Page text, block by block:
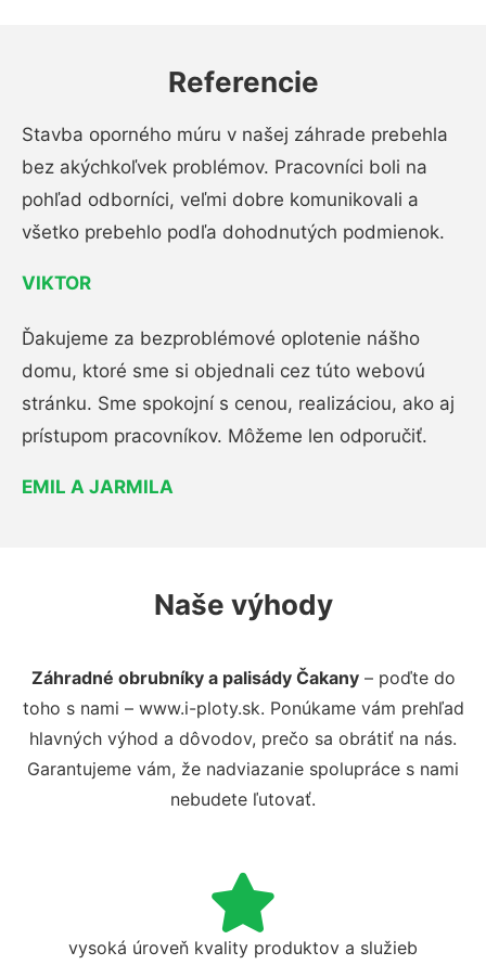
Referencie
Stavba oporného múru v našej záhrade prebehla
bez akýchkoľvek problémov. Pracovníci boli na
pohľad odborníci, veľmi dobre komunikovali a
všetko prebehlo podľa dohodnutých podmienok.
VIKTOR
Ďakujeme za bezproblémové oplotenie nášho
domu, ktoré sme si objednali cez túto webovú
stránku. Sme spokojní s cenou, realizáciou, ako aj
prístupom pracovníkov. Môžeme len odporučiť.
EMIL A JARMILA
Naše výhody
Záhradné obrubníky a palisády Čakany– poďte do
toho s nami – www.i-ploty.sk. Ponúkame vám prehľad
hlavných výhod a dôvodov, prečo sa obrátiť na nás.
Garantujeme vám, že nadviazanie spolupráce s nami
nebudete ľutovať.
vysoká úroveň kvality produktov a služieb